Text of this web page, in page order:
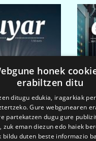
honek
erabiltzen ditu
ditugu edukia, iragarkiak
Gure webgunearen
partekatzen dugu gure
zuk eman diezun edo haiek
duten beste informazio